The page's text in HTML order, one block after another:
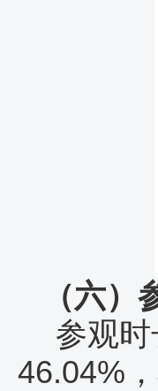
（六）
参观
46.04%